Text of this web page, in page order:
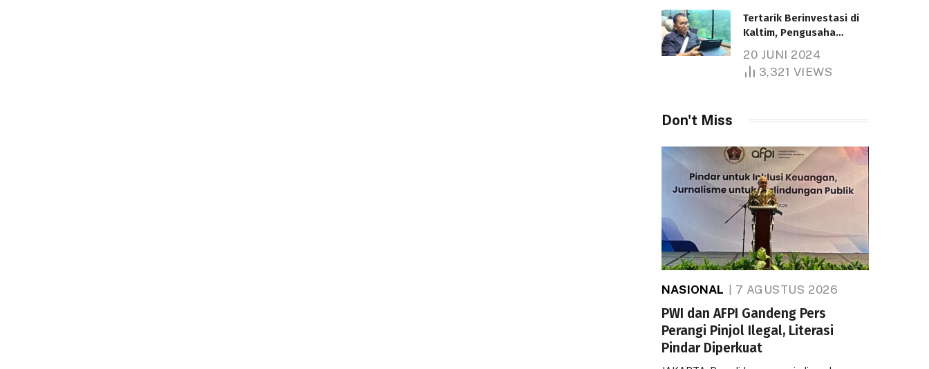
Tertarik Berinvestasi di
Kaltim, Pengusaha
1.000 Hektare
20 JUNI 2024
3,321 VIEWS
Don't Miss
NASIONAL 7 AGUSTUS 2026
PWI dan AFPI Gandeng Pers
Perangi Pinjol Ilegal, Literasi
Pindar Diperkuat